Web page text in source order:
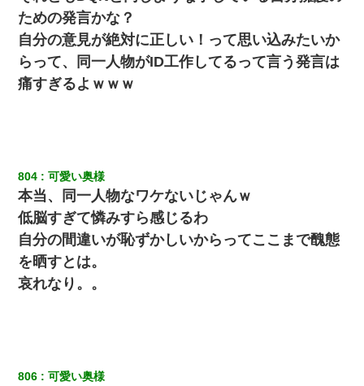
ための発言かな？
自分の意見が絶対に正しい！って思い込みたいか
らって、同一人物がID工作してるって言う発言は
痛すぎるよｗｗｗ
804 可愛い奥様
本当、同一人物なワケないじゃんｗ
低脳すぎて憐みすら感じるわ
自分の間違いが恥ずかしいからってここまで醜態
を晒すとは。
哀れなり。。
806 可愛い奥様